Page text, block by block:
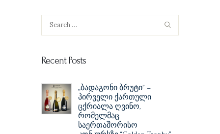
Search
Recent Posts
„ბადაგონი ბრუტი” –
პირველი ქართული
ცქრიალა ღვინო,
რომელმაც
საერთაშორისო